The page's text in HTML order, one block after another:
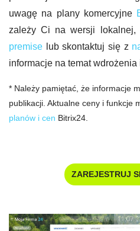
uwagę na plany komercyjne
zależy Ci na wersji lokalnej,
premise lub skontaktuj się z
informacje na temat wdrożenia
* Należy pamiętać, że informacje
publikacji. Aktualne ceny i funkcje
planów i cen Bitrix24.
ZAREJESTRUJ